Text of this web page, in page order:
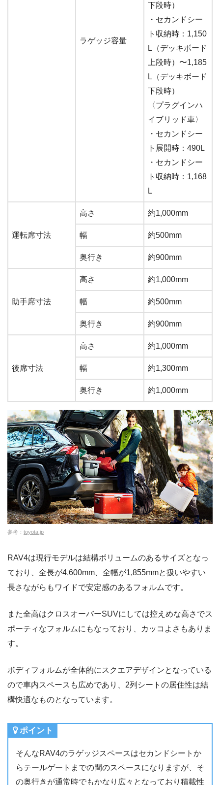
ラゲッジ容量
下段時）
・セカンドシー
ト収納時：1,150
L（デッキボード
上段時）〜1,185
L（デッキボード
下段時）
〈プラグインハ
イブリッド車〉
・セカンドシー
ト展開時：490L
・セカンドシー
ト収納時：1,168
L
運転席寸法
高さ 約1,000mm
幅 約500mm
奥行き 約900mm
助手席寸法
高さ 約1,000mm
幅 約500mm
奥行き 約900mm
後席寸法
高さ 約1,000mm
幅 約1,300mm
奥行き 約1,000mm
参考： toyota.jp
RAV4は現行モデルは結構ボリュームのあるサイズとなっ
ており、全長が4,600mm、全幅が1,855mmと扱いやすい
長さながらもワイドで安定感のあるフォルムです。
また全高はクロスオーバーSUVにしては控えめな高さでス
ポーティなフォルムにもなっており、カッコよさもありま
す。
ボディフォルムが全体的にスクエアデザインとなっている
ので車内スペースも広めであり、2列シートの居住性は結
構快適なものとなっています。
ポイント
そんなRAV4のラゲッジスペースはセカンドシートか
らテールゲートまでの間のスペースになりますが、そ
の奥行きが通常時でもかなり広々となっており積載性